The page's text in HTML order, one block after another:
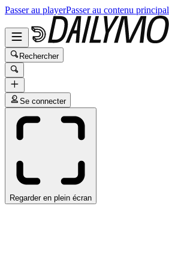
Passer au playerPasser au contenu principal
Rechercher
Se connecter
Regarder en plein écran